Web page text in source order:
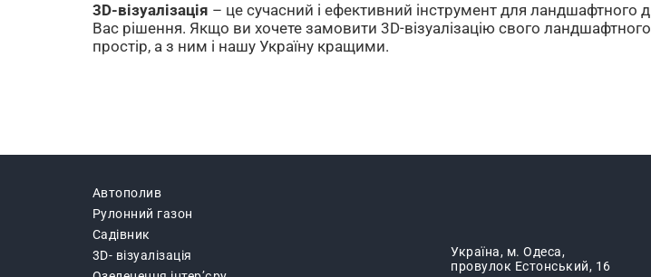
3D-візуалізація – це сучасний і ефективний інструмент для ландшафтного
Вас рішення. Якщо ви хочете замовити 3D-візуалізацію свого
простір, а з ним і нашу Україну кращими.
Автополив
Рулонний газон
Садівник
3D- вiзуалiзацiя
Україна, м. Одеса,
провулок Естонський, 16